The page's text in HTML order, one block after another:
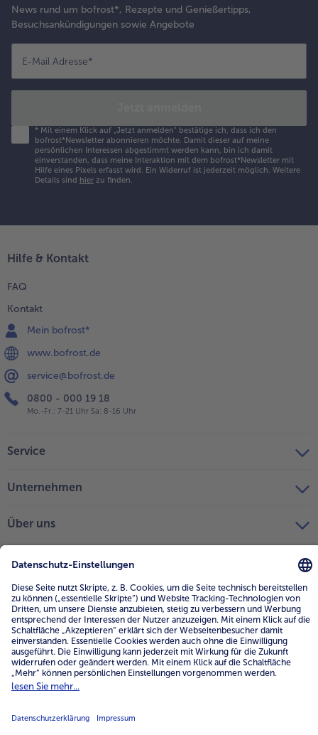
News rund um bofrost*, Rezepte und Genießertipps,
Besuchsankündigungen sowie Angebote
E-Mail Adresse*
* Mit einem Klick auf „Jetzt anmelden" bestätige ich, dass ich den
bofrost*Newsletter abonnieren möchte. Damit dieser auf meine
persönlichen Interessen abgestimmt werden kann, bin ich damit
einverstanden, dass meine Interaktion mit dem bofrost*Newsletter mit
Hilfe eines Pixels erfasst wird. Ein Widerruf ist jederzeit möglich. Weitere
Details sind hier zu finden.
Hilfe & Kontakt
FAQ
Kontakt
Mein bofrost*
www.bofrost.de
service@bofrost.de
0800 - 000 19 18
Mo.-Fr.: 7-21 Uhr Sa: 8-16 Uhr
Service
Unternehmen
Über uns